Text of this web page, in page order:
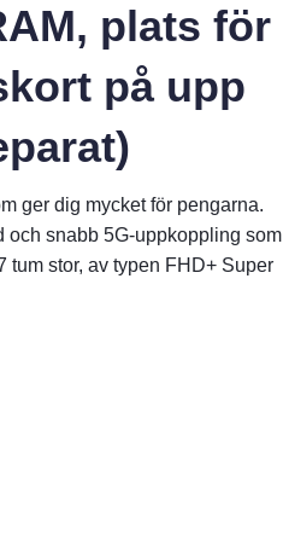
plats för
på upp
ger dig mycket för pengarna.
och snabb 5G-uppkoppling som
tum stor, av typen FHD+ Super